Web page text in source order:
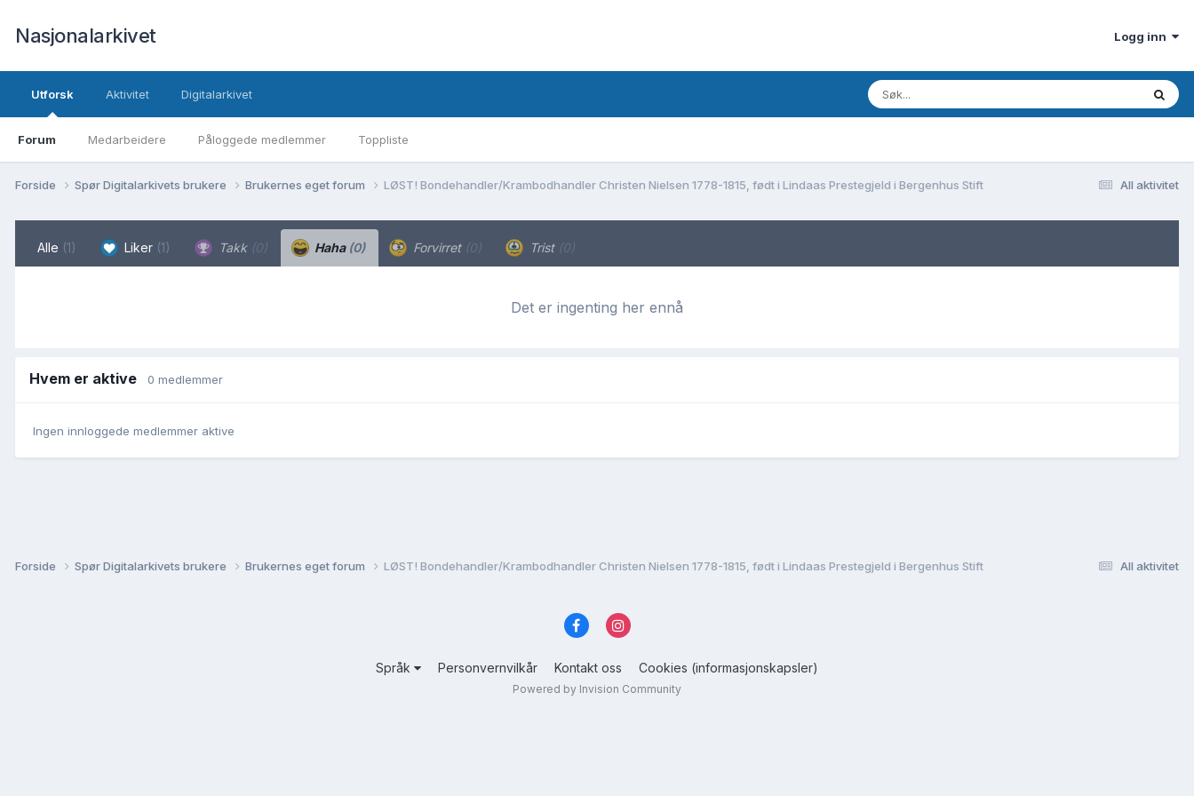
Nasjonalarkivet Logg inn
Utforsk
Forum Medarbeidere Påloggede medlemmer Toppliste
Aktivitet Digitalarkivet
All aktivitet
Forside Spør Digitalarkivets brukere Brukernes eget forum LØST! Bondehandler/Krambodhandler Christen Nielsen 1778-1815, født i Lindaas Prestegjeld i Bergenhus Stift
Alle (1) Liker (1) Takk (0) Haha (0) Forvirret (0) Trist (0)
Det er ingenting her ennå
Hvem er aktive 0 medlemmer
Ingen innloggede medlemmer aktive
All aktivitet
Forside Spør Digitalarkivets brukere Brukernes eget forum LØST! Bondehandler/Krambodhandler Christen Nielsen 1778-1815, født i Lindaas Prestegjeld i Bergenhus Stift
Språk Personvernvilkår Kontakt oss Cookies (informasjonskapsler)
Powered by Invision Community